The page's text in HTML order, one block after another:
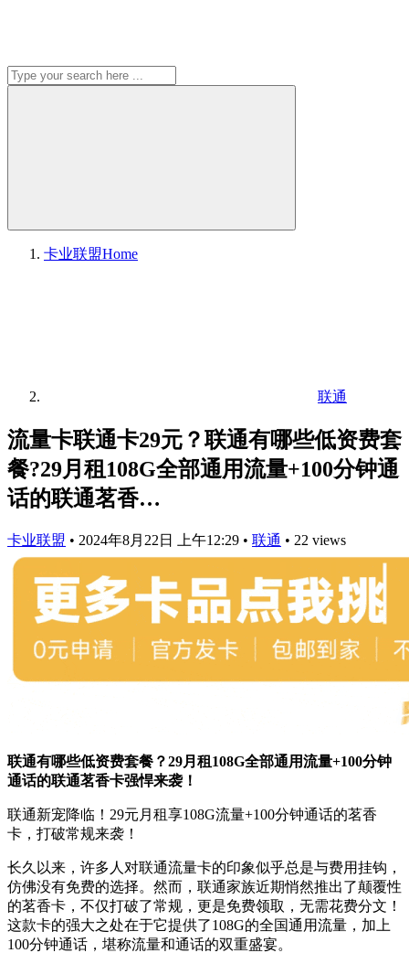
卡业联盟Home
联通
流量卡联通卡29元？联通有哪些低资费套
餐?29月租108G全部通用流量+100分钟通
话的联通茗香…
卡业联盟 • 2024年8月22日 上午12:29 • 联通 • 22 views
联通有哪些低资费套餐？29月租108G全部通用流量+100分钟
通话的联通茗香卡强悍来袭！
联通新宠降临！29元月租享108G流量+100分钟通话的茗香
卡，打破常规来袭！
长久以来，许多人对联通流量卡的印象似乎总是与费用挂钩，
仿佛没有免费的选择。然而，联通家族近期悄然推出了颠覆性
的茗香卡，不仅打破了常规，更是免费领取，无需花费分文！
这款卡的强大之处在于它提供了108G的全国通用流量，加上
100分钟通话，堪称流量和通话的双重盛宴。